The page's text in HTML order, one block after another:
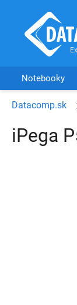
Notebooky
Datacomp.sk
iPega